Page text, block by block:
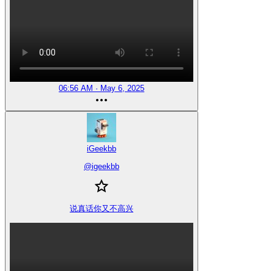
06:56 AM · May 6, 2025
iGeekbb
@igeekbb
说真话你又不高兴